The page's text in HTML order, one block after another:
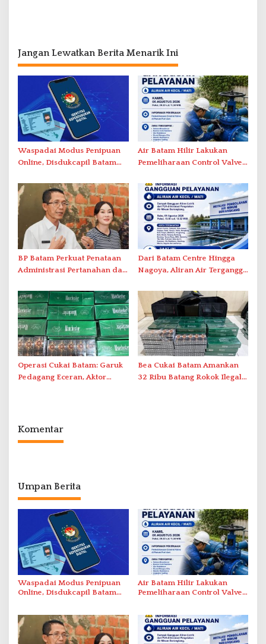
Jangan Lewatkan Berita Menarik Ini
Waspadai Modus Penipuan
Online, Disdukcapil Batam
Tatap Muka
Air Batam Hilir Lakukan
Pemeliharaan Control Valve,
BP Batam Perkuat Penataan
Administrasi Pertanahan dan
Dari Batam Centre Hingga
Nagoya, Aliran Air Terganggu
Duriangkang
Operasi Cukai Batam: Garuk
Pedagang Eceran, Aktor
Bea Cukai Batam Amankan
32 Ribu Batang Rokok Ilegal
Komentar
Umpan Berita
Waspadai Modus Penipuan
Online, Disdukcapil Batam
Air Batam Hilir Lakukan
Pemeliharaan Control Valve,